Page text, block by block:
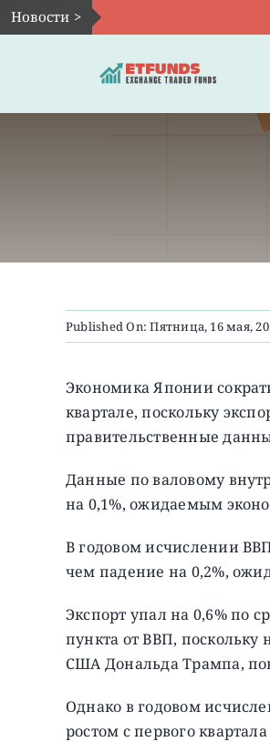
Skip
to
Новости >
Published On: Пятница, 16 мая,
Экономика Японии
квартале, поскольку
правительственные
Данные по валовому
на 0,1%, ожидаемым
В годовом исчислении
чем падение на 0,2%,
Экспорт упал на 0,6% по
пункта от ВВП, поскольку
США Дональда Трампа,
Однако в годовом
ростом с первого